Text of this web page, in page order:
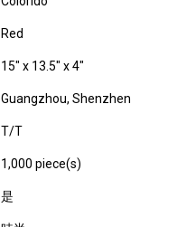
Red
15" x 13.5" x 4"
Guangzhou, Shenzhen
T/T
1,000 piece(s)
是